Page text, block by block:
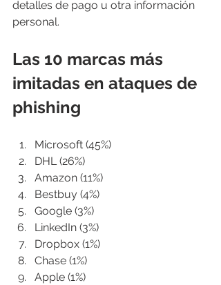
detalles de pago u otra información
personal.
Las 10 marcas más
imitadas en ataques de
phishing
Microsoft (45%)
DHL (26%)
Amazon (11%)
Bestbuy (4%)
Google (3%)
LinkedIn (3%)
Dropbox (1%)
Chase (1%)
Apple (1%)